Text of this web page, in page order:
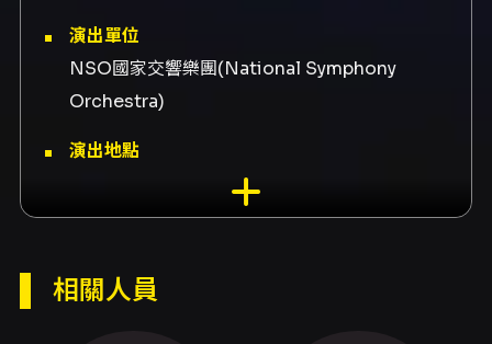
演出單位
NSO國家交響樂團(National Symphony
Orchestra)
演出地點
苗栗縣苗北藝文中心-苗栗縣苗北藝文中心演藝廳
苗栗縣竹南鎮公園路206號、國家兩廳院-國家音
藝術文化中心-音樂廳 高雄市鳳山區三多一路1號
相關人員